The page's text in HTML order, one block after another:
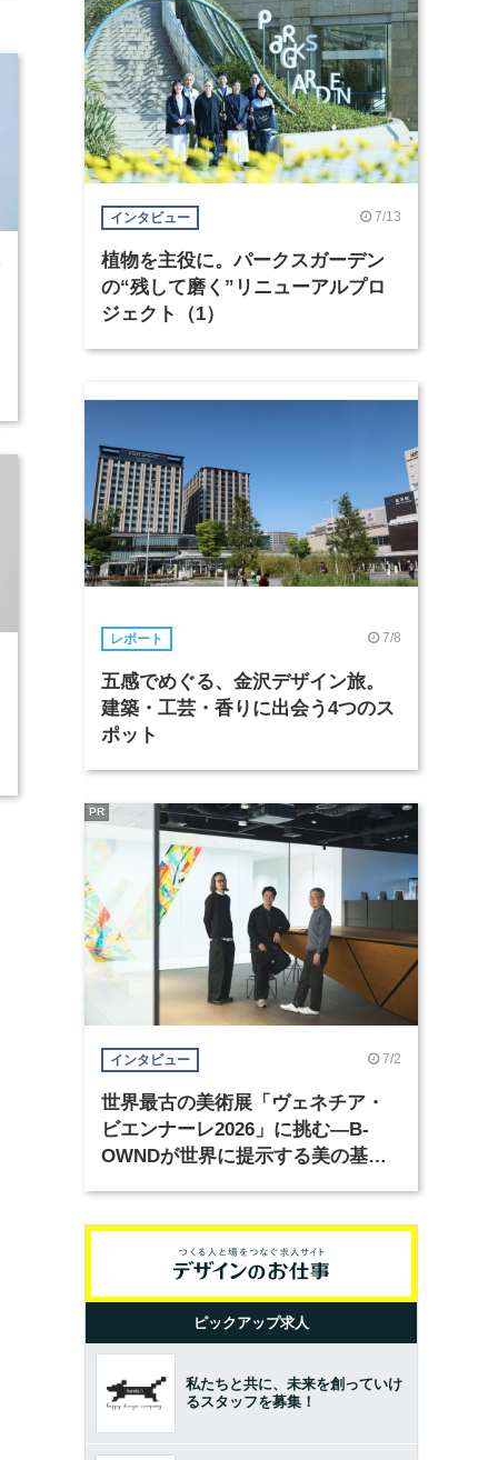
インタビュー 7/13
植物を主役に。パークスガーデン
の“残して磨く”リニューアルプロ
ジェクト（1）
レポート 7/8
五感でめぐる、金沢デザイン旅。
建築・工芸・香りに出会う4つのス
ポット
インタビュー 7/2
世界最古の美術展「ヴェネチア・
ビエンナーレ2026」に挑む―B-
OWNDが世界に提示する美の基準
PR
ピックアップ求人
私たちと共に、未来を創っていけ
るスタッフを募集！